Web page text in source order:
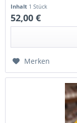
Inhalt 1 Stück
52,00 €
Merken